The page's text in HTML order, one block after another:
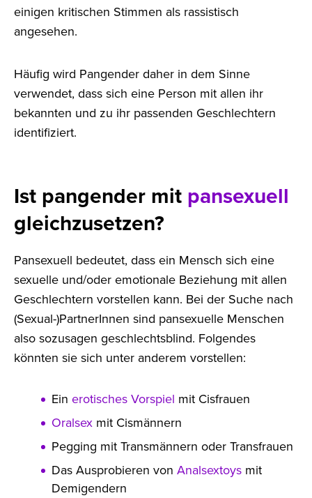
einigen kritischen Stimmen als rassistisch
angesehen.
Häufig wird Pangender daher in dem Sinne
verwendet, dass sich eine Person mit allen ihr
bekannten und zu ihr passenden Geschlechtern
identifiziert.
Ist pangender mit pansexuell
gleichzusetzen?
Pansexuell bedeutet, dass ein Mensch sich eine
sexuelle und/oder emotionale Beziehung mit allen
Geschlechtern vorstellen kann. Bei der Suche nach
(Sexual-)PartnerInnen sind pansexuelle Menschen
also sozusagen geschlechtsblind. Folgendes
könnten sie sich unter anderem vorstellen:
Ein erotisches Vorspiel mit Cisfrauen
Oralsex mit Cismännern
Pegging mit Transmännern oder Transfrauen
Das Ausprobieren von Analsextoys mit
Demigendern